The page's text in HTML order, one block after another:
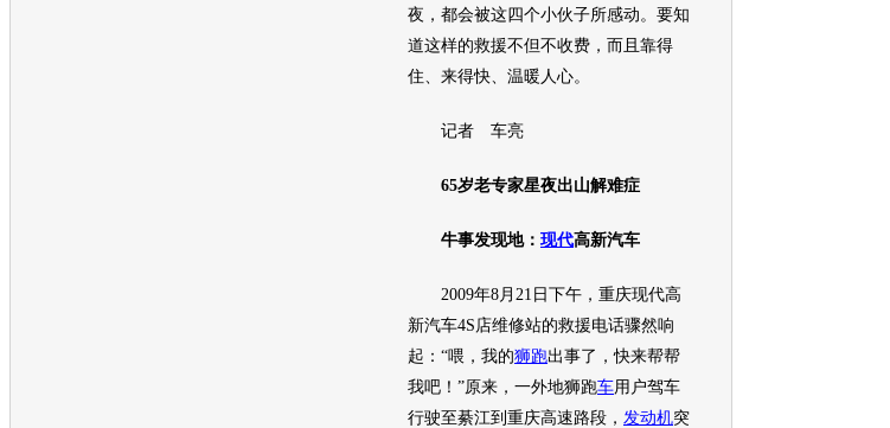
夜，都会被这四个小伙子所感动。要知
道这样的救援不但不收费，而且靠得
住、来得快、温暖人心。
记者 车亮
65岁老专家星夜出山解难症
牛事发现地： 现代高新汽车
2009年8月21日下午，重庆现代高
新汽车4S店维修站的救援电话骤然响
起：“喂，我的狮跑出事了，快来帮帮
我吧！”原来，一外地狮跑车用户驾车
行驶至綦江到重庆高速路段， 发动机突